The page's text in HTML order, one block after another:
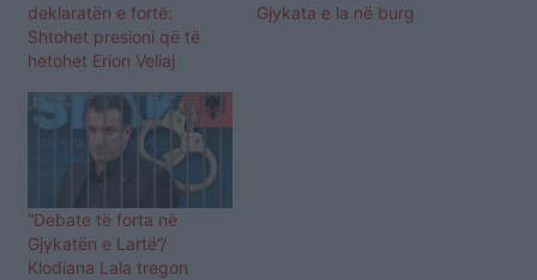
deklaratën e fortë:
Shtohet presioni që të
hetohet Erion Veliaj
Gjykata e la në burg
“Debate të forta në
Gjykatën e Lartë”/
Klodiana Lala tregon